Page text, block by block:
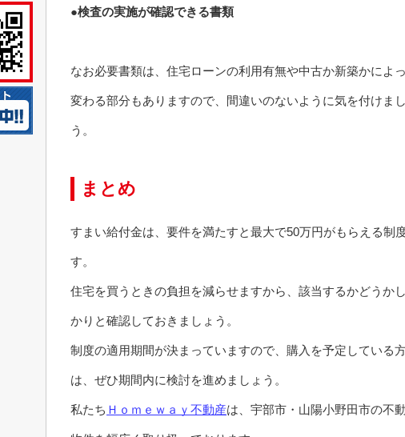
●検査の実施が確認できる書類
なお必要書類は、住宅ローンの利用有無や中古か新築かによ
変わる部分もありますので、間違いのないように気を付けま
う。
まとめ
すまい給付金は、要件を満たすと最大で50万円がもらえる制
す。
住宅を買うときの負担を減らせますから、該当するかどうか
かりと確認しておきましょう。
制度の適用期間が決まっていますので、購入を予定している
は、ぜひ期間内に検討を進めましょう。
私たち Ｈｏｍｅｗａｙ不動産は、宇部市・山陽小野田市の不